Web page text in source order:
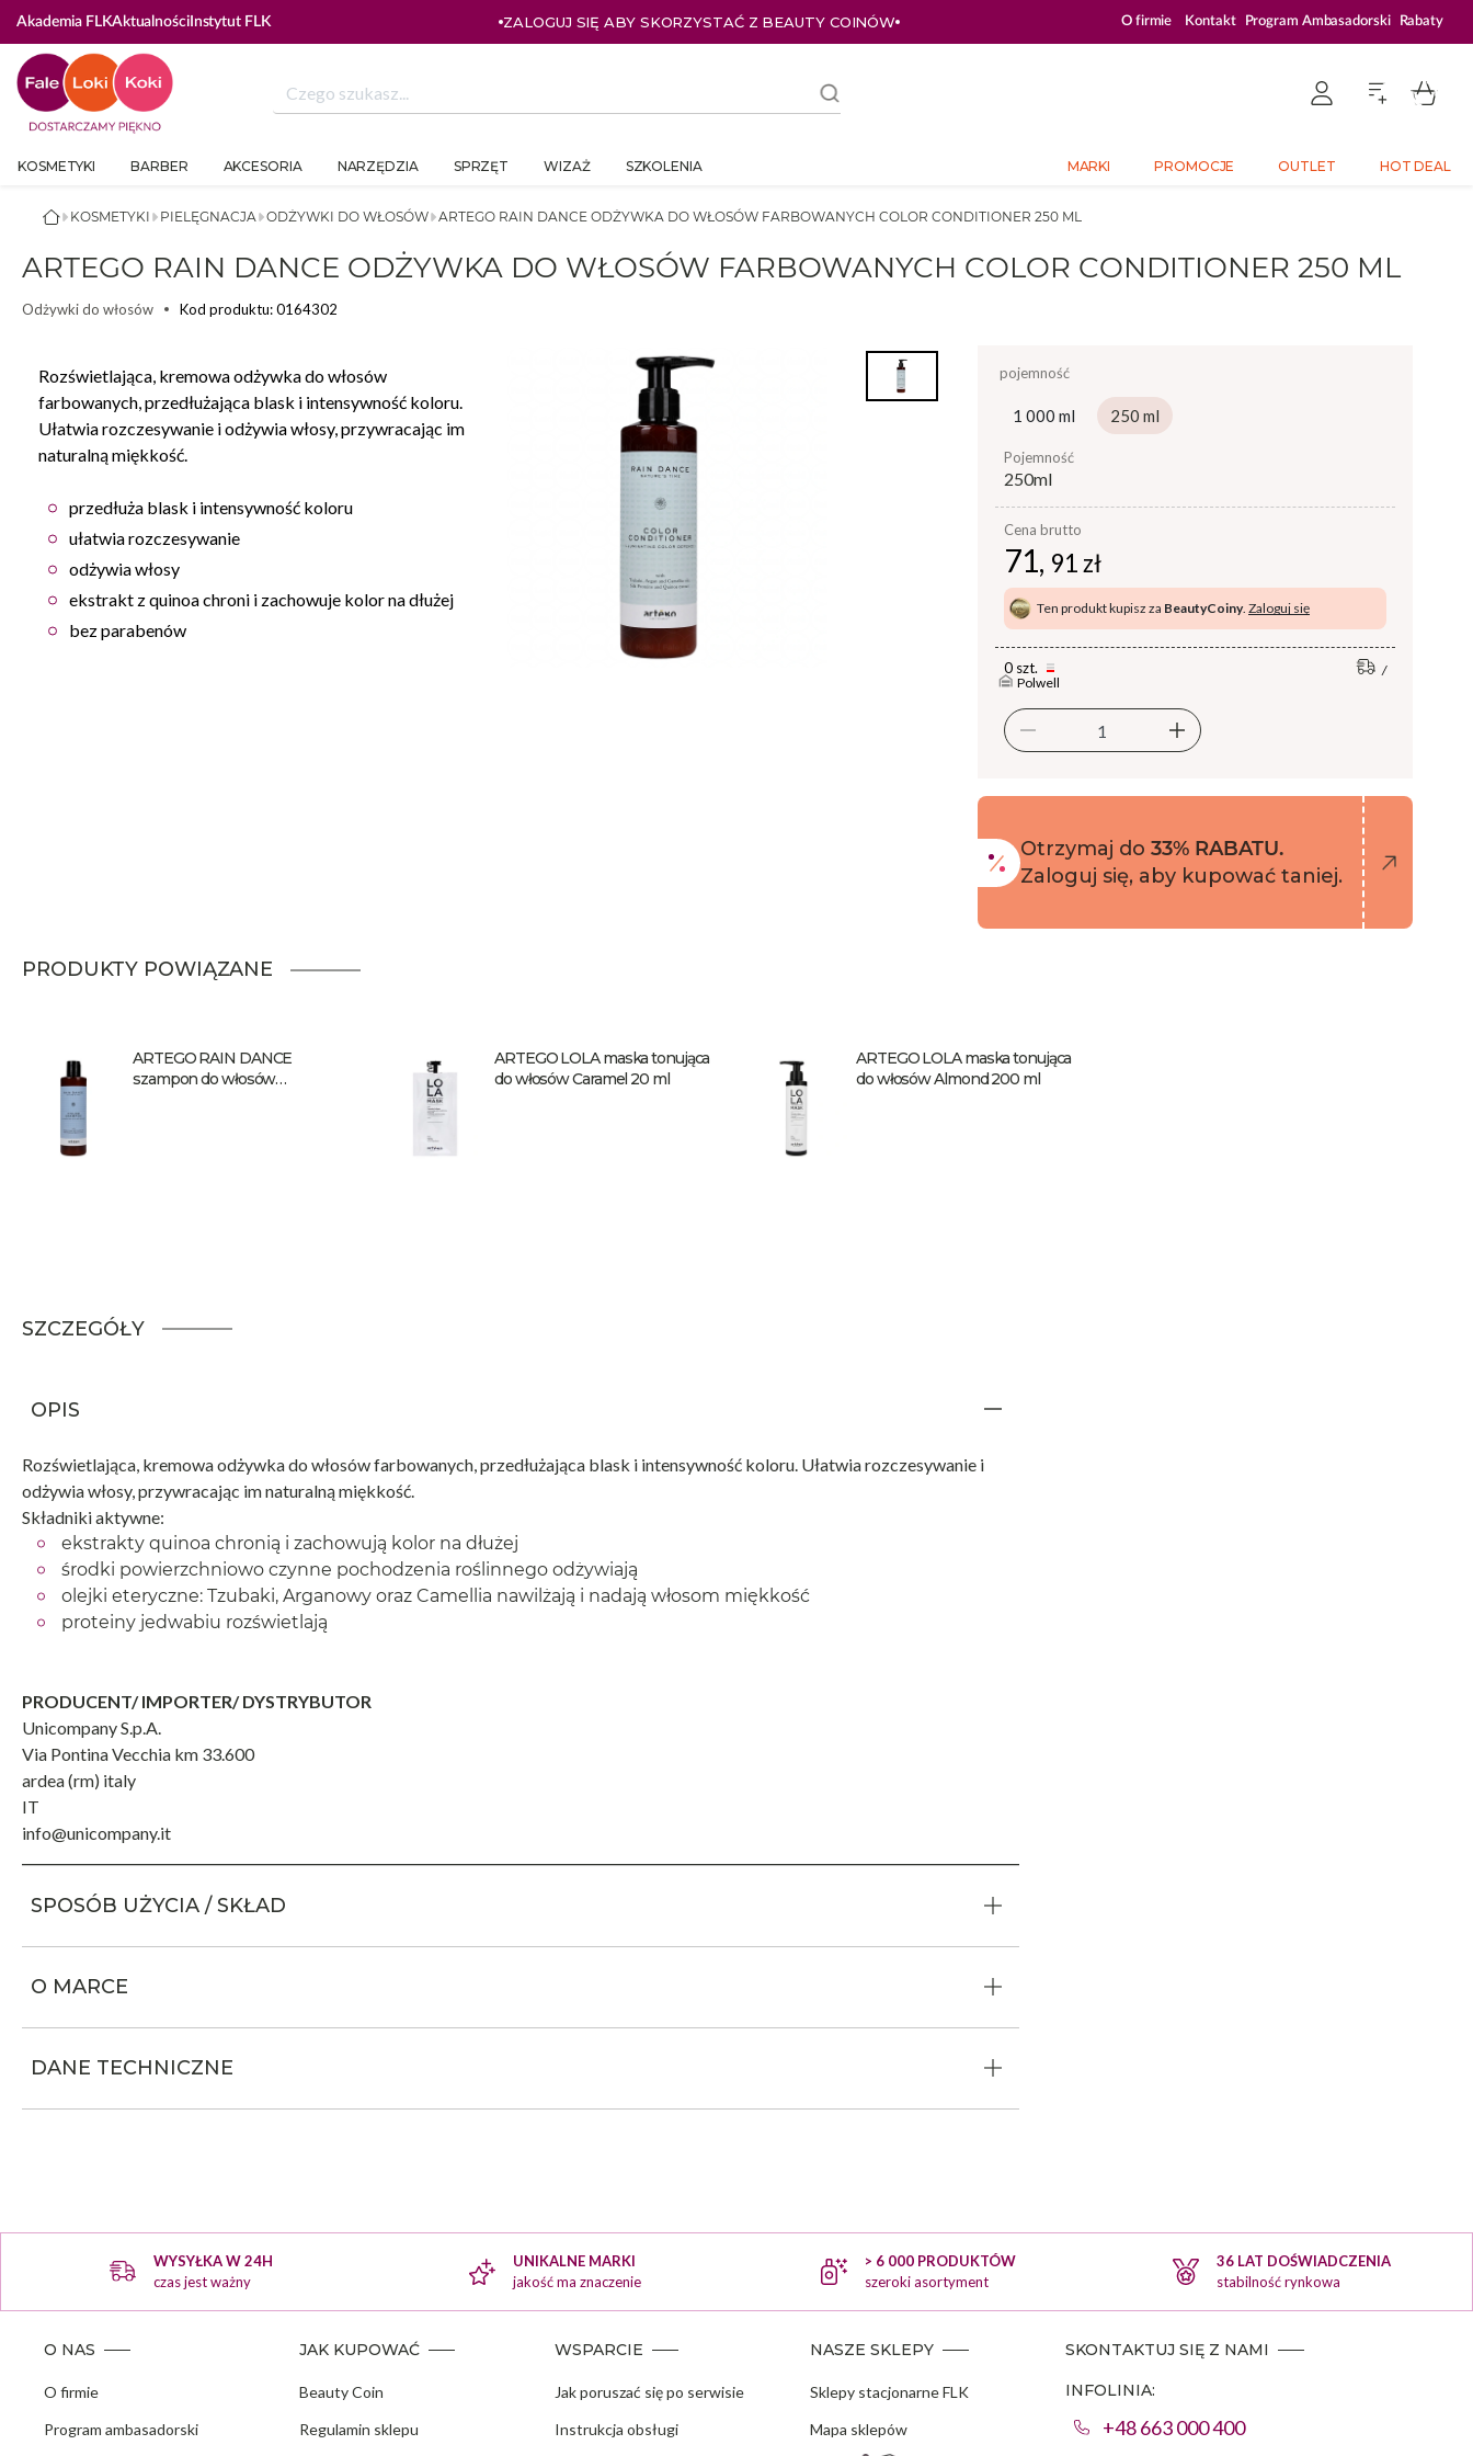
Akademia FLKAktualnościInstytut FLK ZALOGUJ SIĘ ABY SKORZYSTAĆ Z BEAUTY COINÓW ZALOGUJ SIĘ I KUPUJ TANIEJ – AŻ 33% ZNIŻKI
O firmie Kontakt Program Ambasadorski Rabaty
KOSMETYKI BARBER AKCESORIA NARZĘDZIA SPRZĘT WIZAŻ SZKOLENIA MARKI PROMOCJE OUTLET HOT DEAL
ARTEGO RAIN DANCE ODŻYWKA DO WŁOSÓW FARBOWANYCH COLOR CONDITIONER 250 ML
ODŻYWKI DO WŁOSÓW
PIELĘGNACJA
KOSMETYKI
ARTEGO RAIN DANCE ODŻYWKA DO WŁOSÓW FARBOWANYCH COLOR CONDITIONER 250 ML
Odżywki do włosów Kod produktu: 0164302
Rozświetlająca, kremowa odżywka do włosów
farbowanych, przedłużająca blask i intensywność koloru.
Ułatwia rozczesywanie i odżywia włosy, przywracając im
naturalną miękkość.
przedłuża blask i intensywność koloru
ułatwia rozczesywanie
odżywia włosy
ekstrakt z quinoa chroni i zachowuje kolor na dłużej
bez parabenów
pojemność
1 000 ml 250 ml
pojemność
250ml
Cena brutto
71, 91 zł
Ten produkt kupisz za BeautyCoiny. Zaloguj się
0 szt.
Polwell
Otrzymaj do 33% RABATU.
Zaloguj się, aby kupować taniej.
PRODUKTY POWIĄZANE
ARTEGO RAIN DANCE
szampon do włosów
ARTEGO LOLA maska tonująca
do włosów Caramel 20 ml
ARTEGO LOLA maska tonująca
do włosów Almond 200 ml
SZCZEGÓŁY
OPIS
Rozświetlająca, kremowa odżywka do włosów farbowanych, przedłużająca blask i intensywność koloru. Ułatwia rozczesywanie i
odżywia włosy, przywracając im naturalną miękkość.
Składniki aktywne:
ekstrakty quinoa chronią i zachowują kolor na dłużej
środki powierzchniowo czynne pochodzenia roślinnego odżywiają
olejki eteryczne: Tzubaki, Arganowy oraz Camellia nawilżają i nadają włosom miękkość
proteiny jedwabiu rozświetlają
PRODUCENT/ IMPORTER/ DYSTRYBUTOR
Unicompany S.p.A.
Via Pontina Vecchia km 33.600
ardea (rm) italy
IT
info@unicompany.it
SPOSÓB UŻYCIA / SKŁAD
O MARCE
DANE TECHNICZNE
WYSYŁKA W 24H
czas jest ważny
UNIKALNE MARKI
jakość ma znaczenie
> 6 000 PRODUKTÓW
szeroki asortyment
36 LAT DOŚWIADCZENIA
stabilność rynkowa
O NAS
O firmie
Program ambasadorski
JAK KUPOWAĆ
Beauty Coin
Regulamin sklepu
WSPARCIE
Jak poruszać się po serwisie
Instrukcja obsługi
NASZE SKLEPY
Sklepy stacjonarne FLK
Mapa sklepów
SKONTAKTUJ SIĘ Z NAMI
INFOLINIA:
+48 663 000 400